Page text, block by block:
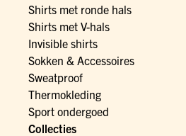
Shirts met ronde hals
Shirts met V-hals
Invisible shirts
Sokken & Accessoires
Sweatproof
Thermokleding
Sport ondergoed
Collecties